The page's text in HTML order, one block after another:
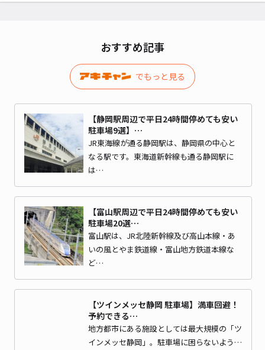
おすすめ記事
でもっと見る
【静岡駅周辺で平日24時間停めても安い
駐車場9選】…
JR東海線が通る静岡駅は、静岡県の中心と
なる駅です。東海道新幹線も通る静岡駅に
は…
【富山駅周辺で平日24時間停めても安い
駐車場20選…
富山駅は、JR北陸新幹線及び高山本線・あ
いの風とやま鉄道線・富山地方鉄道本線な
ど…
【ツインメッセ静岡 駐車場】満車回避！
予約できる…
地方都市にある施設としては最大規模の「ツ
インメッセ静岡」。駐車場に困らないよう…